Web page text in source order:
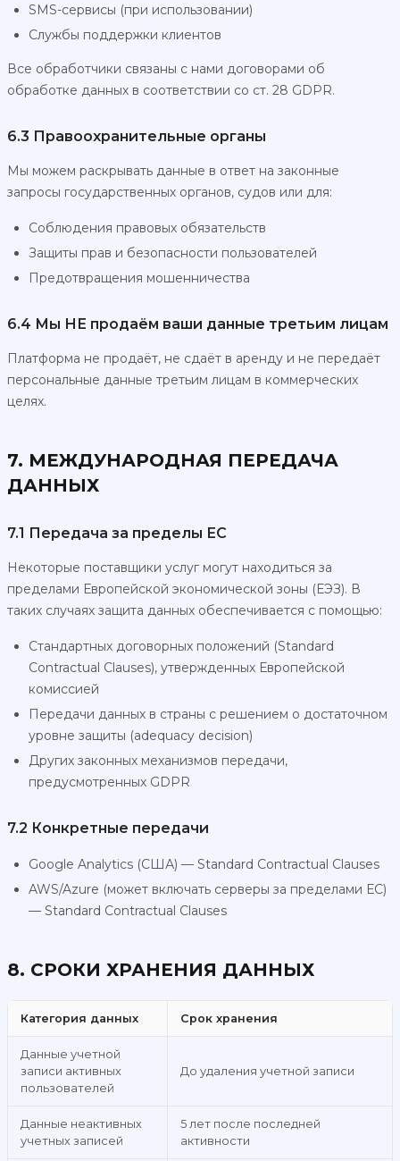
SMS-сервисы (при использовании)
Службы поддержки клиентов
Все обработчики связаны с нами договорами об
обработке данных в соответствии со ст. 28 GDPR.
6.3 Правоохранительные органы
Мы можем раскрывать данные в ответ на законные
запросы государственных органов, судов или для:
Соблюдения правовых обязательств
Защиты прав и безопасности пользователей
Предотвращения мошенничества
6.4 Мы НЕ продаём ваши данные третьим лицам
Платформа не продаёт, не сдаёт в аренду и не передаёт
персональные данные третьим лицам в коммерческих
целях.
7. МЕЖДУНАРОДНАЯ ПЕРЕДАЧА
ДАННЫХ
7.1 Передача за пределы ЕС
Некоторые поставщики услуг могут находиться за
пределами Европейской экономической зоны (ЕЭЗ). В
таких случаях защита данных обеспечивается с помощью:
Стандартных договорных положений (Standard
Contractual Clauses), утвержденных Европейской
комиссией
Передачи данных в страны с решением о достаточном
уровне защиты (adequacy decision)
Других законных механизмов передачи,
предусмотренных GDPR
7.2 Конкретные передачи
Google Analytics (США) — Standard Contractual Clauses
AWS/Azure (может включать серверы за пределами ЕС)
— Standard Contractual Clauses
8. СРОКИ ХРАНЕНИЯ ДАННЫХ
Категория данных Срок хранения
Данные учетной
записи активных
пользователей
До удаления учетной записи
Данные неактивных
учетных записей
5 лет после последней
активности